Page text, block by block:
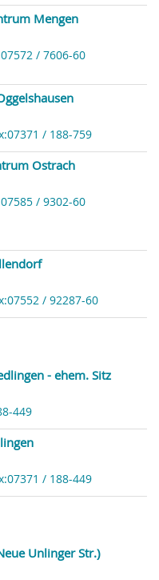
Mengen
/ 7606-60
/ 188-759
Ostrach
/ 9302-60
/ 92287-60
- ehem. Sitz
449
/ 188-449
Unlinger Str.)